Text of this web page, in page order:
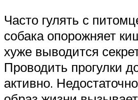
Часто гулять с
собака опорожняет
хуже выводится
Проводить прогулки
активно.